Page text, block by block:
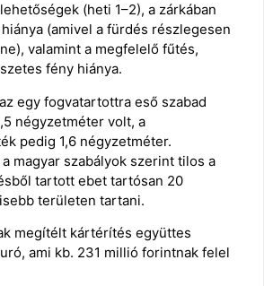
(heti 1–2), a zárkában
(amivel a fürdés részlegesen
valamint a megfelelő fűtés,
fény hiánya.
egy fogvatartottra eső szabad
négyzetméter volt, a
pedig 1,6 négyzetméter.
magyar szabályok szerint tilos a
tartott ebet tartósan 20
területen tartani.
megítélt kártérítés együttes
ami kb. 231 millió forintnak felel